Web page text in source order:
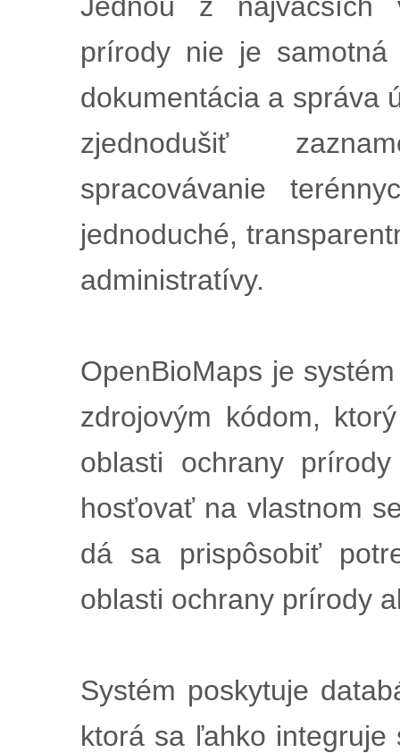
prírody nie je
dokumentácia a správa
zjednodušiť
spracovávanie
jednoduché,
administratívy.
OpenBioMaps je
zdrojovým kódom,
oblasti ochrany
hosťovať na vlastnom
dá sa prispôsobiť
oblasti ochrany prírody
Systém poskytuje
ktorá sa ľahko